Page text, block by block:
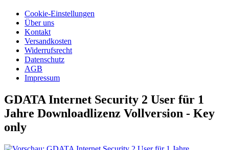
Cookie-Einstellungen
Über uns
Kontakt
Versandkosten
Widerrufsrecht
Datenschutz
AGB
Impressum
GDATA Internet Security 2 User für 1
Jahre Downloadlizenz Vollversion - Key
only